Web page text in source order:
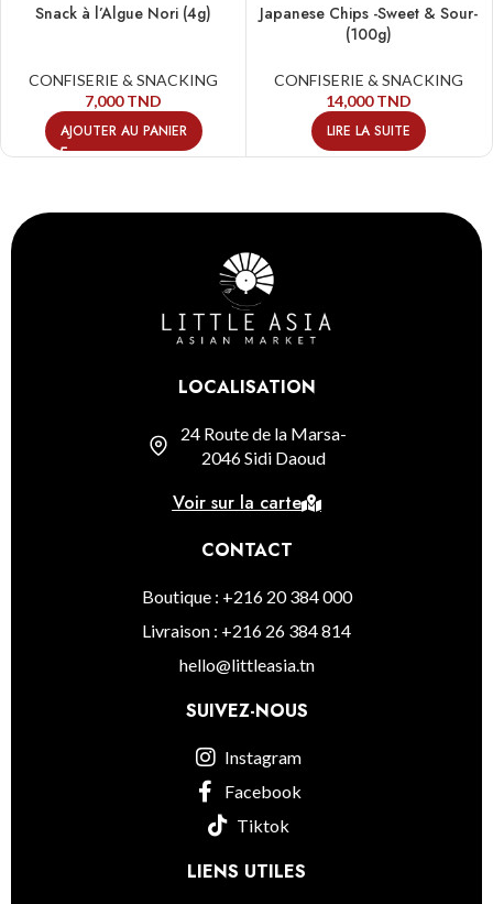
Snack à l’Algue Nori (4g)
CONFISERIE & SNACKING
7,000TND
AJOUTER AU PANIER
Japanese Chips -Sweet & Sour-
(100g)
CONFISERIE & SNACKING
14,000TND
LIRE LA SUITE
LOCALISATION
24 Route de la Marsa-
2046 Sidi Daoud
Voir sur la carte
CONTACT
Boutique : +216 20 384 000
Livraison : +216 26 384 814
hello@littleasia.tn
SUIVEZ-NOUS
Instagram
Facebook
Tiktok
LIENS UTILES